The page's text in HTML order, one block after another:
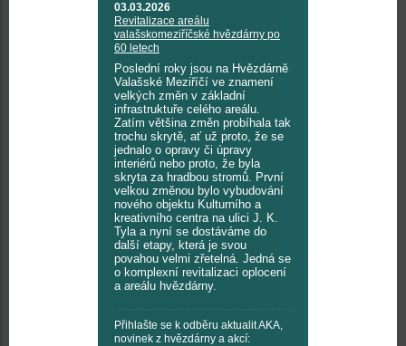
03.03.2026
Revitalizace areálu
valašskomeziříčské hvězdárny po
60 letech
Poslední roky jsou na Hvězdárně
Valašské Meziříčí ve znamení
velkých změn v základní
infrastruktuře celého areálu.
Zatím většina změn probíhala tak
trochu skrytě, ať už proto, že se
jednalo o opravy či úpravy
interiérů nebo proto, že byla
skryta za hradbou stromů. První
velkou změnou bylo vybudování
nového objektu Kulturního a
kreativního centra na ulici J. K.
Tyla a nyní se dostáváme do
další etapy, která je svou
povahou velmi zřetelná. Jedná se
o komplexní revitalizaci oplocení
a areálu hvězdárny.
Přihlašte se k odběru aktualit AKA,
novinek z hvězdárny a akcí: